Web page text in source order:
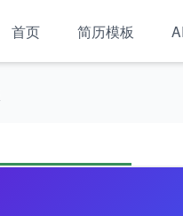
首页 简历模板